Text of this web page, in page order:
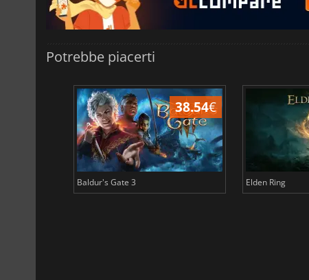
Potrebbe piacerti
38.54€
Baldur's Gate 3 Elden Ring